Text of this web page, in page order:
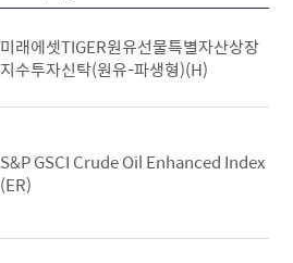
미래에셋TIGER원유선물특별자산상장
지수투자신탁(원유-파생형)(H)
S&P GSCI Crude Oil Enhanced Index
(ER)